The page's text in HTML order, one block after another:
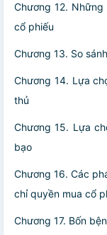
Chương 12.
cổ phiếu
Chương 13. So
Chương 14. Lựa
thủ
Chương 15. Lựa
bạo
Chương 16. Các
chỉ quyền mua cổ
Chương 17. Bốn